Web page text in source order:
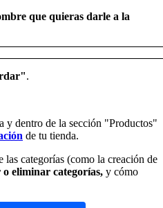
que quieras darle a la
.
y dentro de la sección "Productos"
de tu tienda.
las categorías (como la creación de
eliminar categorías, y cómo